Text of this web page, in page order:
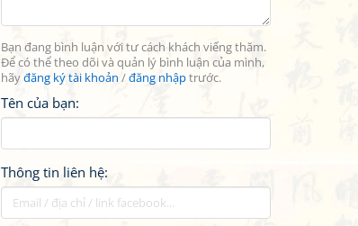
Bạn đang bình luận với tư cách khách viếng thăm.
Để có thể theo dõi và quản lý bình luận của mình,
hãyđăng ký tài khoản /đăng nhậptrước.
Tên của bạn:
Thông tin liên hệ: